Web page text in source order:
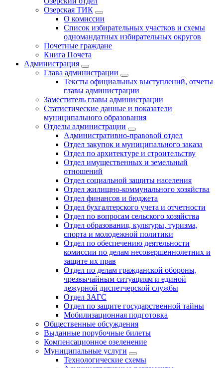
Озерская ТИК
О комиссии
Список избирательных участков и схемы
одномандатных избирательных округов
Почетные граждане
Книга Почета
Администрация
Глава администрации
Тексты официальных выступлений, отчеты
главы администрации
Заместитель главы администрации
Статистические данные и показатели
муниципального образования
Отделы администрации
Административно-правовой отдел
Отдел закупок и муниципального заказа
Отдел по архитектуре и строительству
Отдел имущественных и земельный
отношений
Отдел социальной защиты населения
Отдел жилищно-коммунального хозяйства
Отдел финансов и бюджета
Отдел бухгалтерского учета и отчетности
Отдел по вопросам сельского хозяйства
Отдел образования, культуры, туризма,
спорта и молодежной политики
Отдел по обеспечению деятельности
комиссии по делам несовершеннолетних и
защите их прав
Отдел по делам гражданской обороны,
чрезвычайным ситуациям и единой
дежурной диспетчерской службы
Отдел ЗАГС
Отдел по защите государственной тайны
Мобилизационная подготовка
Общественные обсуждения
Выданные порубочные билеты
Компенсационное озеленение
Муниципальные услуги
Технологические схемы